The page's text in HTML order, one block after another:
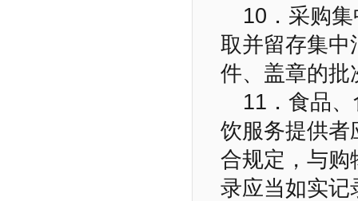
10．采购
取并留存集中
件、盖章的批
11．食品
饮服务提供者
合规定，与购
录应当如实记